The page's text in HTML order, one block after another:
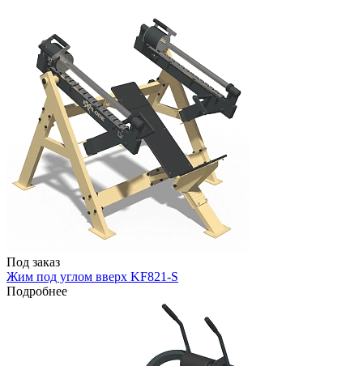
Под заказ
Жим под углом вверх KF821-S
Подробнее